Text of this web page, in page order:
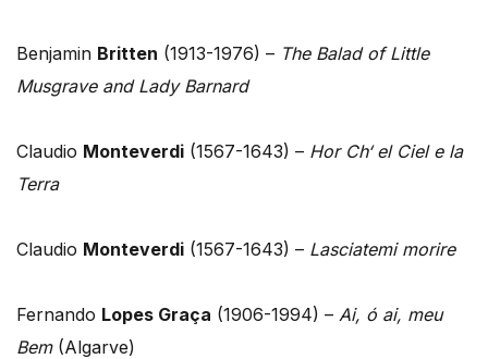
Benjamin Britten (1913-1976) – The Balad of Little
Musgrave and Lady Barnard
Claudio Monteverdi (1567-1643) – Hor Ch‘ el Ciel e la
Terra
Claudio Monteverdi (1567-1643) – Lasciatemi morire
Fernando Lopes Graça (1906-1994) – Ai, ó ai, meu
Bem(Algarve)